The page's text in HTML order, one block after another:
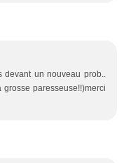
un nouveau prob..
paresseuse!!)merci